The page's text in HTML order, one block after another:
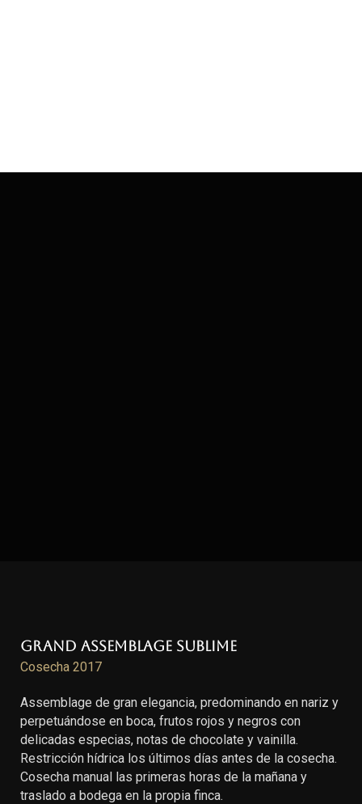
Grand Assemblage Sublime
Cosecha 2017
Assemblage de gran elegancia, predominando en nariz y
perpetuándose en boca, frutos rojos y negros con
delicadas especias, notas de chocolate y vainilla.
Restricción hídrica los últimos días antes de la cosecha.
Cosecha manual las primeras horas de la mañana y
traslado a bodega en la propia finca.